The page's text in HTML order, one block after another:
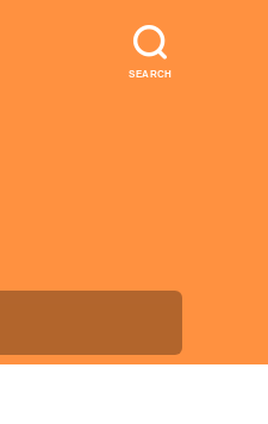
SEARCH